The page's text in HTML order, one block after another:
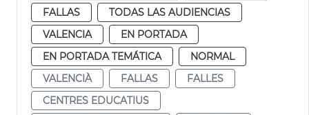
FALLAS
TODAS LAS AUDIENCIAS
VALENCIA
EN PORTADA
EN PORTADA TEMÁTICA
NORMAL
VALENCIÀ
FALLAS
FALLES
CENTRES EDUCATIUS